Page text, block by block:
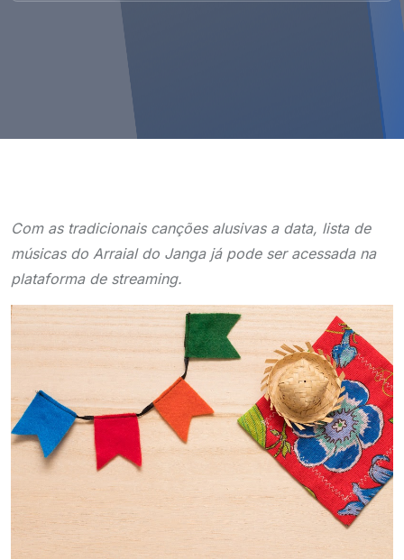
Com as tradicionais canções alusivas a data, lista de
músicas do Arraial do Janga já pode ser acessada na
plataforma de streaming.